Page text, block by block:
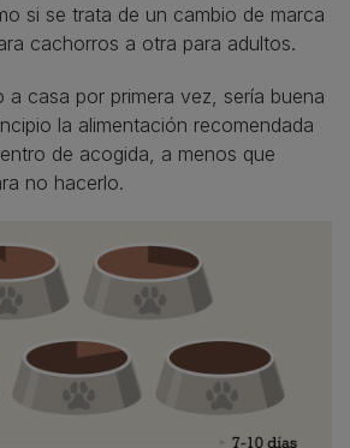
si se trata de un cambio de marca
cachorros a otra para adultos.
a casa por primera vez, sería buena
la alimentación recomendada
de acogida, a menos que
no hacerlo.